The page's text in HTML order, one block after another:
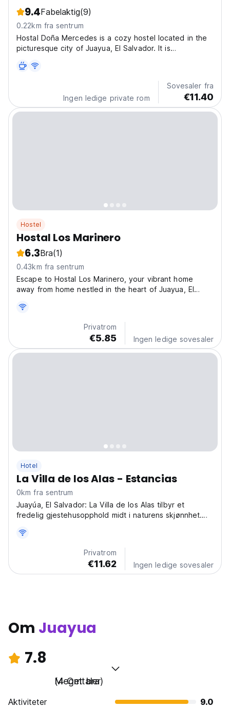
9.4Fabelaktig(9)
0.22km fra sentrum
Hostal Doña Mercedes is a cozy hostel located in the
picturesque city of Juayua, El Salvador. It is
pleasant experience. Hostal Doña Mercedes is an ideal
option for those looking for a quiet and cozy...
Ingen ledige private rom
Sovesaler fra
€11.40
Hostel
Hostal Los Marinero
6.3Bra(1)
0.43km fra sentrum
Escape to Hostal Los Marinero, your vibrant home
away from home nestled in the heart of Juayua, El
authentic experience, perfect for exploring the Ruta
de las Flores. Imagine yourself waking up to the
Privatrom
€5.85 Ingen ledige sovesaler
Hotel
La Villa de los Alas - Estancias
0km fra sentrum
Juayúa, El Salvador: La Villa de los Alas tilbyr et
fredelig gjestehusopphold midt i naturens skjønnhet.
festivalen. Perfekt for soloreisende som søker
autentiske opplevelser i El Salvador. (Auto-translated...
Privatrom
€11.62 Ingen ledige sovesaler
Om Juayua
7.8
Meget bra
(4 Omtaler)
Aktiviteter
9.0